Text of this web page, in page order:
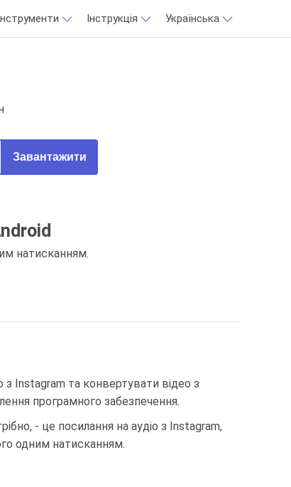
Інструкція Українська
Завантажити
натисканням.
Instagram та конвертувати відео з
програмного забезпечення.
- це посилання на аудіо з Instagram,
одним натисканням.